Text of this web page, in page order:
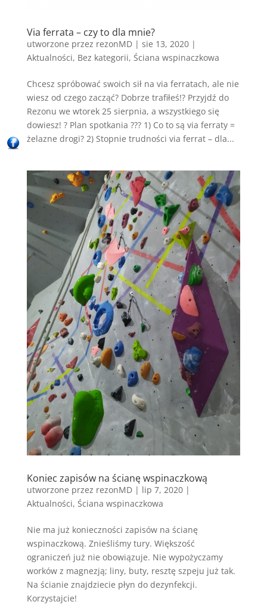
Via ferrata – czy to dla mnie?
utworzone przez rezonMD| sie 13, 2020|
Aktualności, Bez kategorii, Ściana wspinaczkowa
Chcesz spróbować swoich sił na via ferratach, ale nie
wiesz od czego zacząć? Dobrze trafiłeś!? Przyjdź do
Rezonu we wtorek 25 sierpnia, a wszystkiego się
dowiesz! ? Plan spotkania ??? 1) Co to są via ferraty =
żelazne drogi? 2) Stopnie trudności via ferrat – dla...
Koniec zapisów na ścianę wspinaczkową
utworzone przez rezonMD| lip 7, 2020|
Aktualności, Ściana wspinaczkowa
Nie ma już konieczności zapisów na ścianę
wspinaczkową. Znieśliśmy tury. Większość
ograniczeń już nie obowiązuje. Nie wypożyczamy
worków z magnezją; liny, buty, resztę szpeju już tak.
Na ścianie znajdziecie płyn do dezynfekcji.
Korzystajcie!